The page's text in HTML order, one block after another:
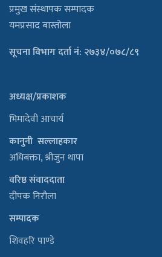
प्रमुख संस्थापक सम्पादक
यमप्रसाद बास्तोला
सूचना विभाग दर्ता नं: २७३४/०७८/८९
अध्यक्ष/प्रकाशक
भिमादेवी आचार्य
कानुनी सल्लाहकार
अधिबक्ता, श्रीजुन थापा
वरिष्ठ संवाददाता
दीपक निरौला
सम्पादक
शिवहरि पाण्डे